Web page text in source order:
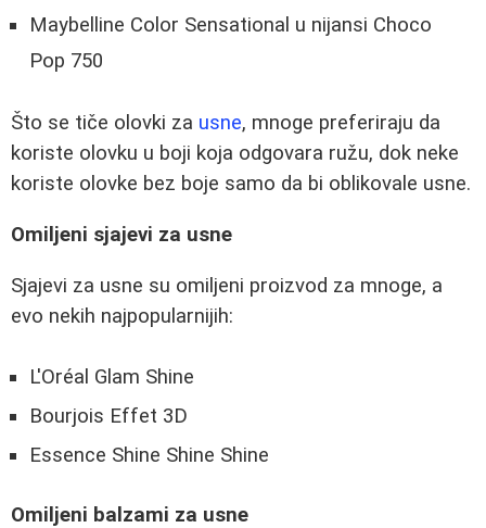
Maybelline Color Sensational u nijansi Choco
Pop 750
Što se tiče olovki za usne, mnoge preferiraju da
koriste olovku u boji koja odgovara ružu, dok neke
koriste olovke bez boje samo da bi oblikovale usne.
Omiljeni sjajevi za usne
Sjajevi za usne su omiljeni proizvod za mnoge, a
evo nekih najpopularnijih:
L'Oréal Glam Shine
Bourjois Effet 3D
Essence Shine Shine Shine
Omiljeni balzami za usne